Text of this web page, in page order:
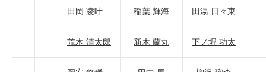
田岡 凌叶 稲葉 輝海 田湯 日々東
荒木 清太郎 新木 蘭丸 下ノ堀 功太